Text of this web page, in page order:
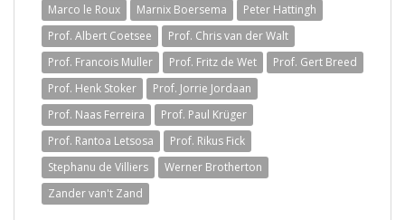
Marco le Roux
Marnix Boersema
Peter Hattingh
Prof. Albert Coetsee
Prof. Chris van der Walt
Prof. Francois Muller
Prof. Fritz de Wet
Prof. Gert Breed
Prof. Henk Stoker
Prof. Jorrie Jordaan
Prof. Naas Ferreira
Prof. Paul Krüger
Prof. Rantoa Letsosa
Prof. Rikus Fick
Stephanu de Villiers
Werner Brotherton
Zander van't Zand